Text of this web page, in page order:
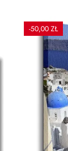
-50,00 ZŁ